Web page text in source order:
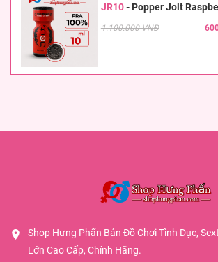
JR10- Popper Jolt
1.100.000 VNĐ
Shop Hưng Phấn Bán Đồ Chơi Tình Dục,
Lớn Cao Cấp, Chính Hãng.